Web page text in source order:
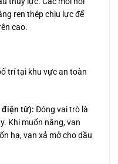
ren thép chịu lực để
cao.
trí tại khu vực an toàn
điện từ): Đóng vai trò là
Khi muốn nâng, van
hạ, van xả mở cho dầu